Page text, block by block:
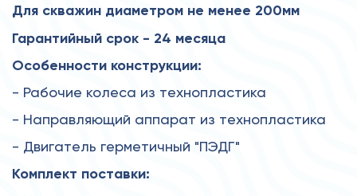
Для скважин диаметром не менее 200мм
Гарантийный срок - 24 месяца
Особенности конструкции:
- Рабочие колеса из технопластика
- Направляющий аппарат из технопластика
- Двигатель герметичный "ПЭДГ"
Комплект поставки: